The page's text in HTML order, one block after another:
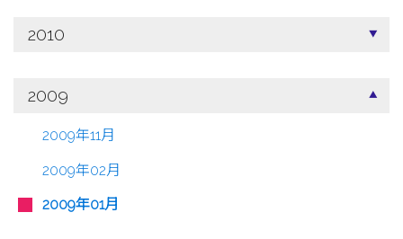
2010
2009
2009年11月
2009年02月
2009年01月